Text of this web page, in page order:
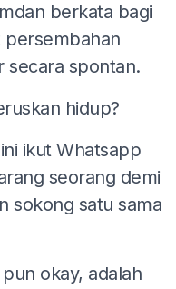
berkata bagi
persembahan
secara spontan.
hidup?
ikut Whatsapp
seorang demi
sokong satu sama
okay, adalah